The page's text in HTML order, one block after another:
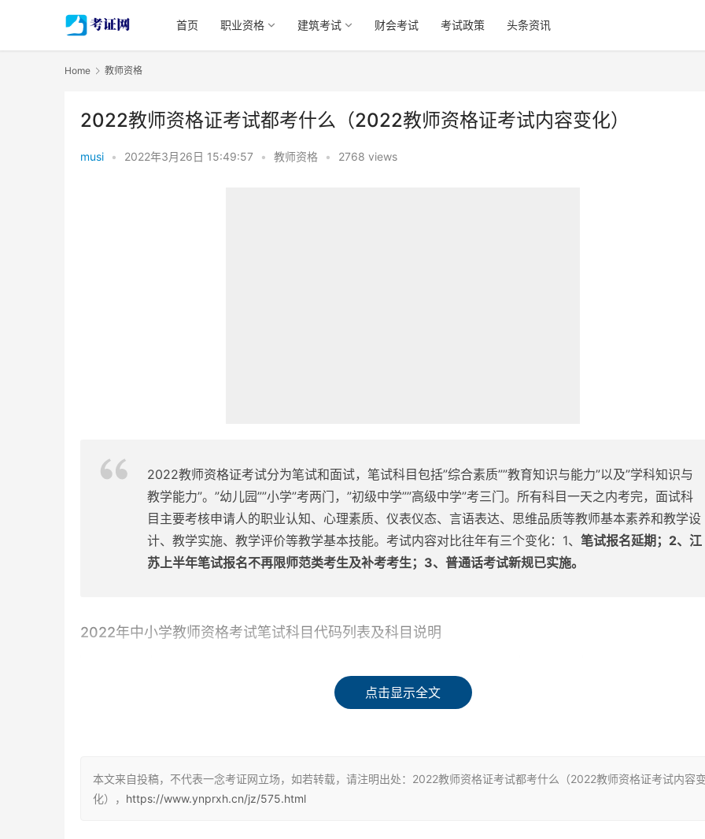
首页 职业资格 建筑考试 财会考试 考试政策 头条资讯
Home 教师资格
2022教师资格证考试都考什么（2022教师资格证考试内容变化）
musi • 2022年3月26日 15:49:57 • 教师资格 • 2768 views
2022教师资格证考试分为笔试和面试，笔试科目包括”综合素质””教育知识与能力”以及”学科知识与
教学能力”。”幼儿园””小学”考两门，”初级中学””高级中学”考三门。所有科目一天之内考完，面试科
目主要考核申请人的职业认知、心理素质、仪表仪态、言语表达、思维品质等教师基本素养和教学设
计、教学实施、教学评价等教学基本技能。考试内容对比往年有三个变化：1、 笔试报名延期；2、 江
苏上半年笔试报名不再限师范类考生及补考考生；3、普通话考试新规已实施。
2022年中小学教师资格考试笔试科目代码列表及科目说明
点击显示全文
本文来自投稿，不代表一念考证网立场，如若转载，请注明出处：2022教师资格证考试都考什么（2022教师资格证考试内容变
化）， https://www.ynprxh.cn/jz/575.html